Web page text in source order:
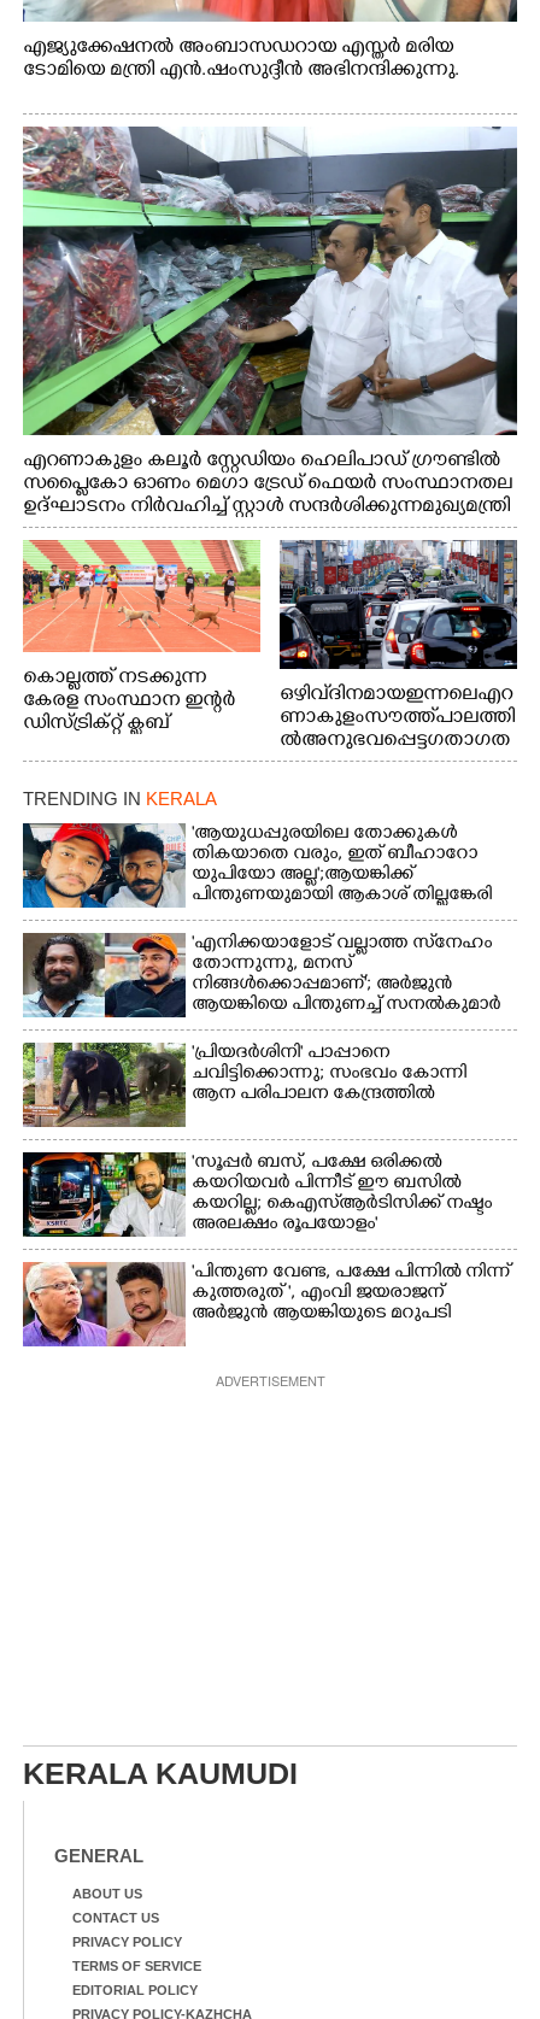
എജ്യുക്കേഷനൽ അംബാസഡറായ എസ്തർ മരിയ
ടോമിയെ മന്ത്രി എൻ.ഷംസുദ്ദീൻ അഭിനന്ദിക്കുന്നു.
എറണാകുളം കലൂർ സ്റ്റേഡിയം ഹെലിപാഡ് ഗ്രൗണ്ടിൽ
സപ്ളൈകോ ഓണം മെഗാ ട്രേഡ് ഫെയർ സംസ്ഥാനതല
ഉദ്ഘാടനം നിർവഹിച്ച് സ്റ്റാൾ സന്ദർശിക്കുന്ന മുഖ്യമന്ത്രി
വി.ഡി. സതീശൻ. മന്ത്രി അനൂപ് ജേക്കബ് സമീപം
കൊല്ലത്ത് നടക്കുന്ന
കേരള സംസ്ഥാന ഇന്റർ
ഡിസ്ട്രിക്റ്റ് ക്ലബ്
ചാമ്പ്യൻഷിപ്പിൽ അണ്ടർ
20 ആൺകുട്ടികളുടെ 200
മത്സരത്തിനിടെ സിന്തറ്റിക്
ട്രാക്കിന് കുറുകെ ഓടുന്ന
നായകൾ.
ഒഴിവ് ദിനമായ ഇന്നലെ എറ
ണാകുളം സൗത്ത് പാലത്തി
ൽ അനുഭവപ്പെട്ട ഗതാഗത
ക്കുരുക്ക്
TRENDING IN KERALA
'ആയുധപ്പുരയിലെ തോക്കുകൾ
തികയാതെ വരും, ഇത് ബീഹാറോ
യുപിയോ അല്ല';ആയങ്കിക്ക്
പിന്തുണയുമായി ആകാശ് തില്ലങ്കേരി
'എനിക്കയാളോട് വല്ലാത്ത സ്‌നേഹം
തോന്നുന്നു, മനസ്
നിങ്ങൾക്കൊപ്പമാണ്'; അർജുൻ
ആയങ്കിയെ പിന്തുണച്ച് സനൽകുമാർ
'പ്രിയദർശിനി' പാപ്പാനെ
ചവിട്ടിക്കൊന്നു; സംഭവം കോന്നി
ആന പരിപാലന കേന്ദ്രത്തിൽ
'സൂപ്പർ ബസ്, പക്ഷേ ഒരിക്കൽ
കയറിയവർ പിന്നീട് ഈ ബസിൽ
കയറില്ല; കെഎസ്ആർടിസിക്ക് നഷ്ടം
അരലക്ഷം രൂപയോളം'
"പിന്തുണ വേണ്ട,​ പക്ഷേ പിന്നിൽ നിന്ന്
കുത്തരുത് ", എംവി ജയരാജന്
അർജുൻ ആയങ്കിയുടെ മറുപടി
ADVERTISEMENT
KERALA KAUMUDI
GENERAL
ABOUT US
CONTACT US
PRIVACY POLICY
TERMS OF SERVICE
EDITORIAL POLICY
PRIVACY POLICY-KAZHCHA